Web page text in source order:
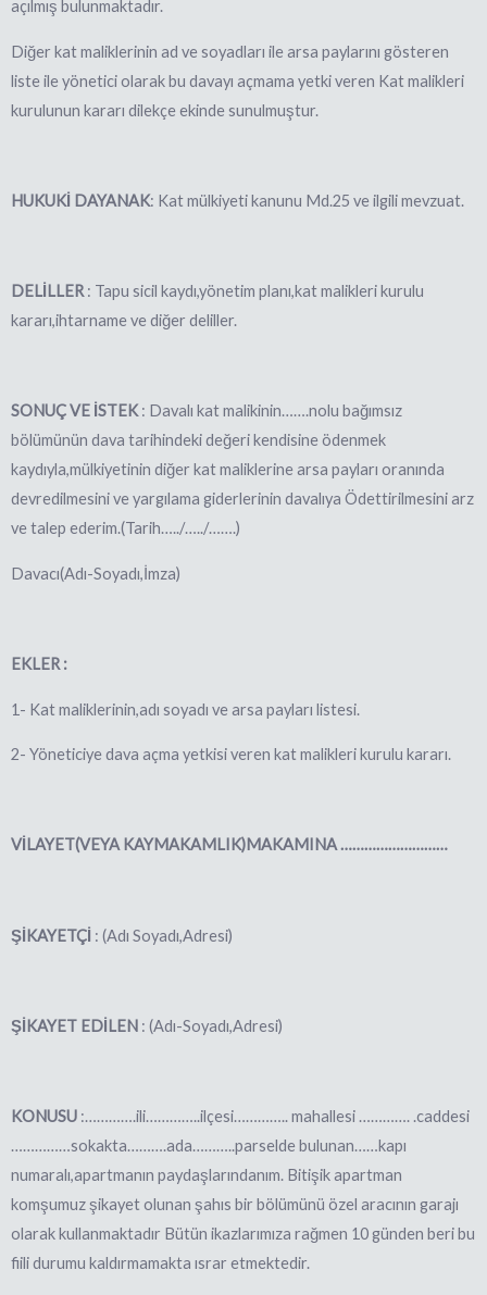
açılmış bulunmaktadır.
Diğer kat maliklerinin ad ve soyadları ile arsa paylarını gösteren
liste ile yönetici olarak bu davayı açmama yetki veren Kat malikleri
kurulunun kararı dilekçe ekinde sunulmuştur.
HUKUKİ DAYANAK: Kat mülkiyeti kanunu Md.25 ve ilgili mevzuat.
DELİLLER : Tapu sicil kaydı,yönetim planı,kat malikleri kurulu
kararı,ihtarname ve diğer deliller.
SONUÇ VE İSTEK: Davalı kat malikinin…….nolu bağımsız
bölümünün dava tarihindeki değerikendisine ödenmek
kaydıyla,mülkiyetinin diğer kat maliklerine arsa payları oranında
devredilmesini ve yargılama giderlerinin davalıya Ödettirilmesini arz
ve talep ederim.(Tarih…../…../…….)
Davacı(Adı-Soyadı,İmza)
EKLER :
1- Kat maliklerinin,adı soyadı ve arsa payları listesi.
2- Yöneticiye dava açma yetkisi veren kat malikleri kurulu kararı.
VİLAYET(VEYA KAYMAKAMLIK)MAKAMINA ………………………
ŞİKAYETÇİ : (Adı Soyadı,Adresi)
ŞİKAYET EDİLEN : (Adı-Soyadı,Adresi)
KONUSU :………….ili…………..ilçesi………….. mahallesi …………. .caddesi
……………sokakta……….ada………..parselde bulunan……kapı
numaralı,apartmanın paydaşlarındanım. Bitişik apartman
komşumuz şikayet olunan şahıs bir bölümünü özel aracının garajı
olarak kullanmaktadır Bütün ikazlarımıza rağmen 10 günden beri bu
fiili durumu kaldırmamakta ısrar etmektedir.